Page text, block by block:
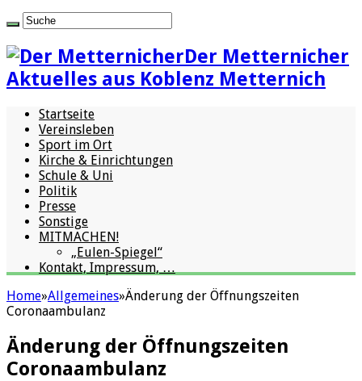
Der Metternicher
Aktuelles aus Koblenz Metternich
Startseite
Vereinsleben
Sport im Ort
Kirche & Einrichtungen
Schule & Uni
Politik
Presse
Sonstige
MITMACHEN!
„Eulen-Spiegel“
Kontakt, Impressum, …
Home»Allgemeines»Änderung der Öffnungszeiten
Coronaambulanz
Änderung der Öffnungszeiten
Coronaambulanz